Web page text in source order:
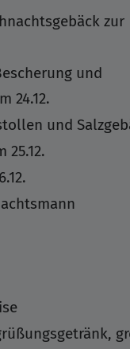
zur
und
24.12.
und
25.12.